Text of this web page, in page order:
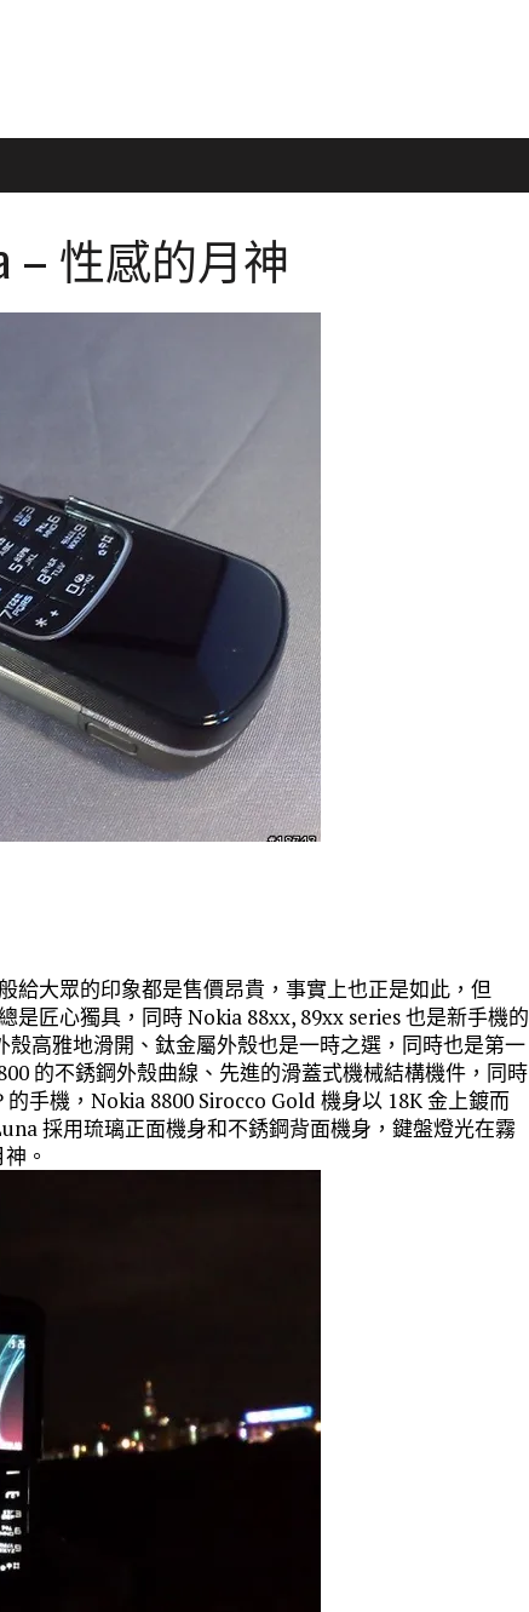
– 性感的月神
給大眾的印象都是售價昂貴，事實上也正是如此，但
是匠心獨具，同時 Nokia 88xx, 89xx series 也是新手機的
高雅地滑開、鈦金屬外殼也是一時之選，同時也是第一
的不銹鋼外殼曲線、先進的滑蓋式機械結構機件，同時
手機，Nokia 8800 Sirocco Gold 機身以 18K 金上鍍而
採用琉璃正面機身和不銹鋼背面機身，鍵盤燈光在霧
。